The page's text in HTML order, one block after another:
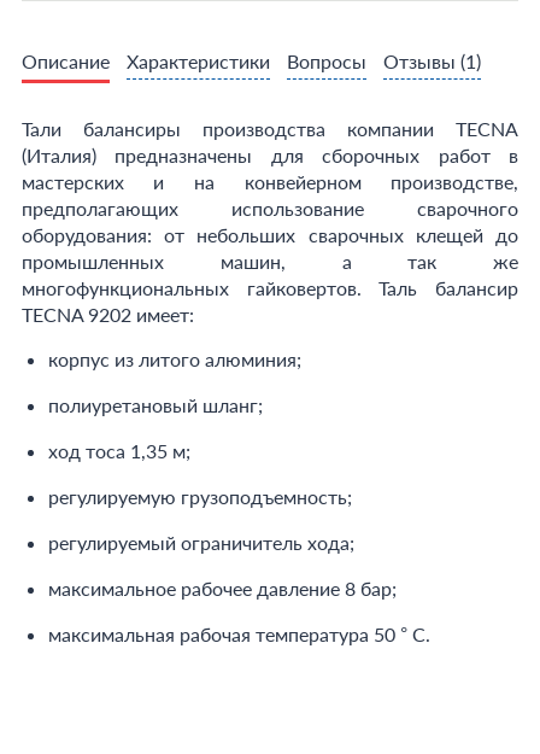
Описание Характеристики Вопросы Отзывы (1)
Тали балансиры производства компании TECNA
(Италия) предназначены для сборочных работ в
мастерских и на конвейерном производстве,
предполагающих использование сварочного
оборудования: от небольших сварочных клещей до
промышленных машин, а так же
многофункциональных гайковертов. Таль балансир
TECNA 9202 имеет:
корпус из литого алюминия;
полиуретановый шланг;
ход тоса 1,35 м;
регулируемую грузоподъемность;
регулируемый ограничитель хода;
максимальное рабочее давление 8 бар;
максимальная рабочая температура 50 ° C.